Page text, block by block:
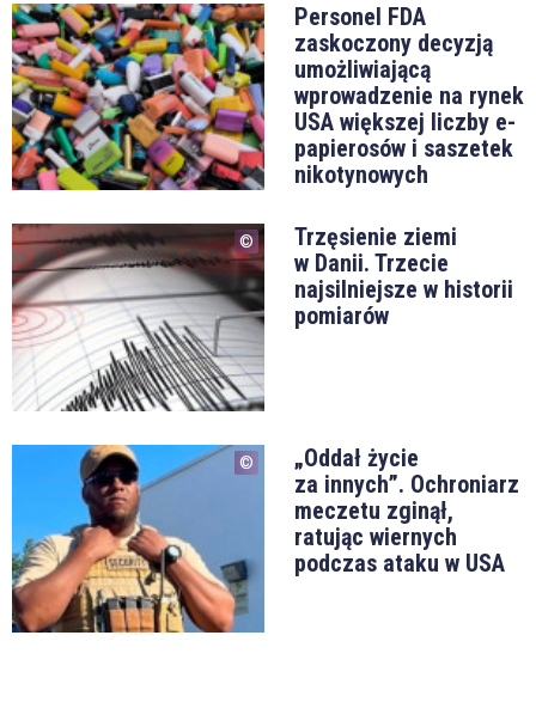
Personel FDA
zaskoczony decyzją
umożliwiającą
wprowadzenie na rynek
USA większej liczby e-
papierosów i saszetek
nikotynowych
Trzęsienie ziemi
w Danii. Trzecie
najsilniejsze w historii
pomiarów
„Oddał życie
za innych”. Ochroniarz
meczetu zginął,
ratując wiernych
podczas ataku w USA